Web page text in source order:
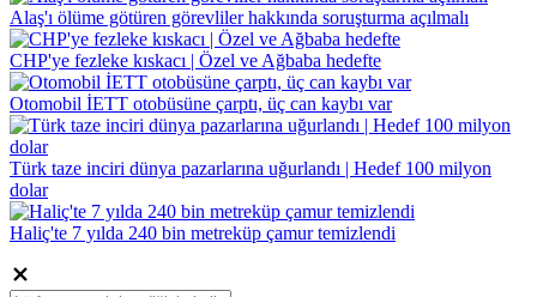
Alaş'ı ölüme götüren görevliler hakkında soruşturma açılmalı
CHP'ye fezleke kıskacı | Özel ve Ağbaba hedefte
Otomobil İETT otobüsüne çarptı, üç can kaybı var
Türk taze inciri dünya pazarlarına uğurlandı | Hedef 100 milyon
dolar
Haliç'te 7 yılda 240 bin metreküp çamur temizlendi